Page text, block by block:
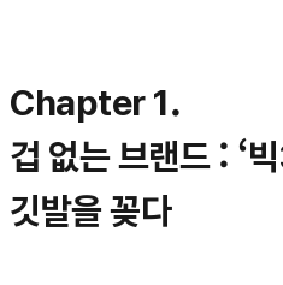
Chapter 1.
겁 없는 브랜드 : ‘
깃발을 꽂다